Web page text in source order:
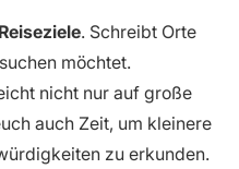
. Schreibt Orte
möchtet.
nicht nur auf große
auch Zeit, um kleinere
zu erkunden.